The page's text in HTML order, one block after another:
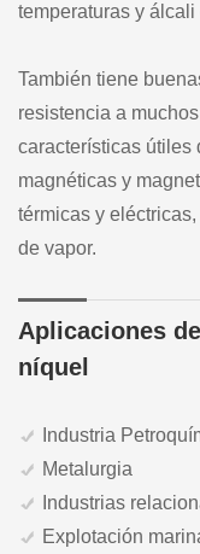
temperaturas y álcali
También tiene
resistencia a
características útiles
magnéticas y
térmicas y
de vapor.
Aplicaciones
níquel
Industria
Metalurgia
Industrias
Explotación